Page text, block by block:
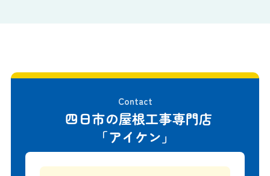
Contact
四日市の屋根工事専門店
「アイケン」